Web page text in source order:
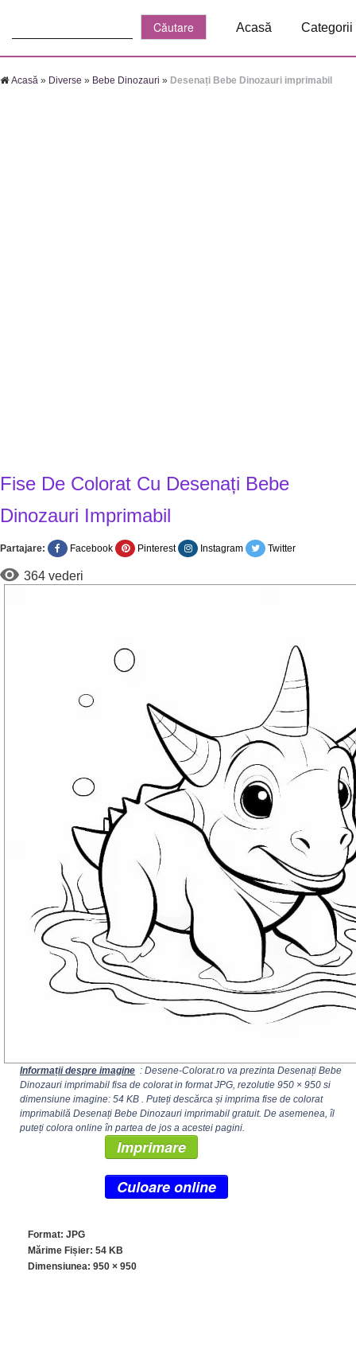
Acasă Categorii
Acasă » Diverse » Bebe Dinozauri » Desenați Bebe Dinozauri imprimabil
Fise De Colorat Cu Desenați Bebe
Dinozauri Imprimabil
Partajare: Facebook Pinterest Instagram Twitter
364 vederi
Informații despre imagine : Desene-Colorat.ro va prezinta Desenați Bebe
Dinozauri imprimabil fisa de colorat in format JPG, rezolutie 950 × 950 si
dimensiune imagine: 54 KB . Puteți descărca și imprima fise de colorat
imprimabilă Desenați Bebe Dinozauri imprimabil gratuit. De asemenea, îl
puteți colora online în partea de jos a acestei pagini.
Imprimare
Culoare online
Format: JPG
Mărime Fișier: 54 KB
Dimensiunea: 950 × 950